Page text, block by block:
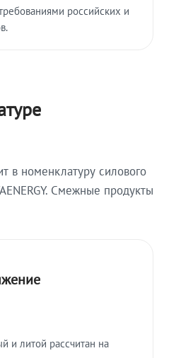
российских и
в номенклатуру силового
Смежные продукты
и литой рассчитан на